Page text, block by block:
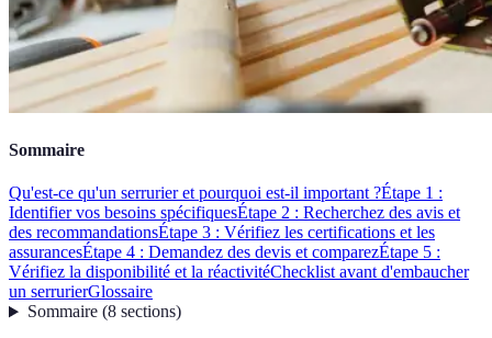
Sommaire
Qu'est-ce qu'un serrurier et pourquoi est-il important ?Étape 1 :
Identifier vos besoins spécifiquesÉtape 2 : Recherchez des avis et
des recommandationsÉtape 3 : Vérifiez les certifications et les
assurancesÉtape 4 : Demandez des devis et comparezÉtape 5 :
Vérifiez la disponibilité et la réactivitéChecklist avant d'embaucher
un serrurierGlossaire
Sommaire(8 sections)